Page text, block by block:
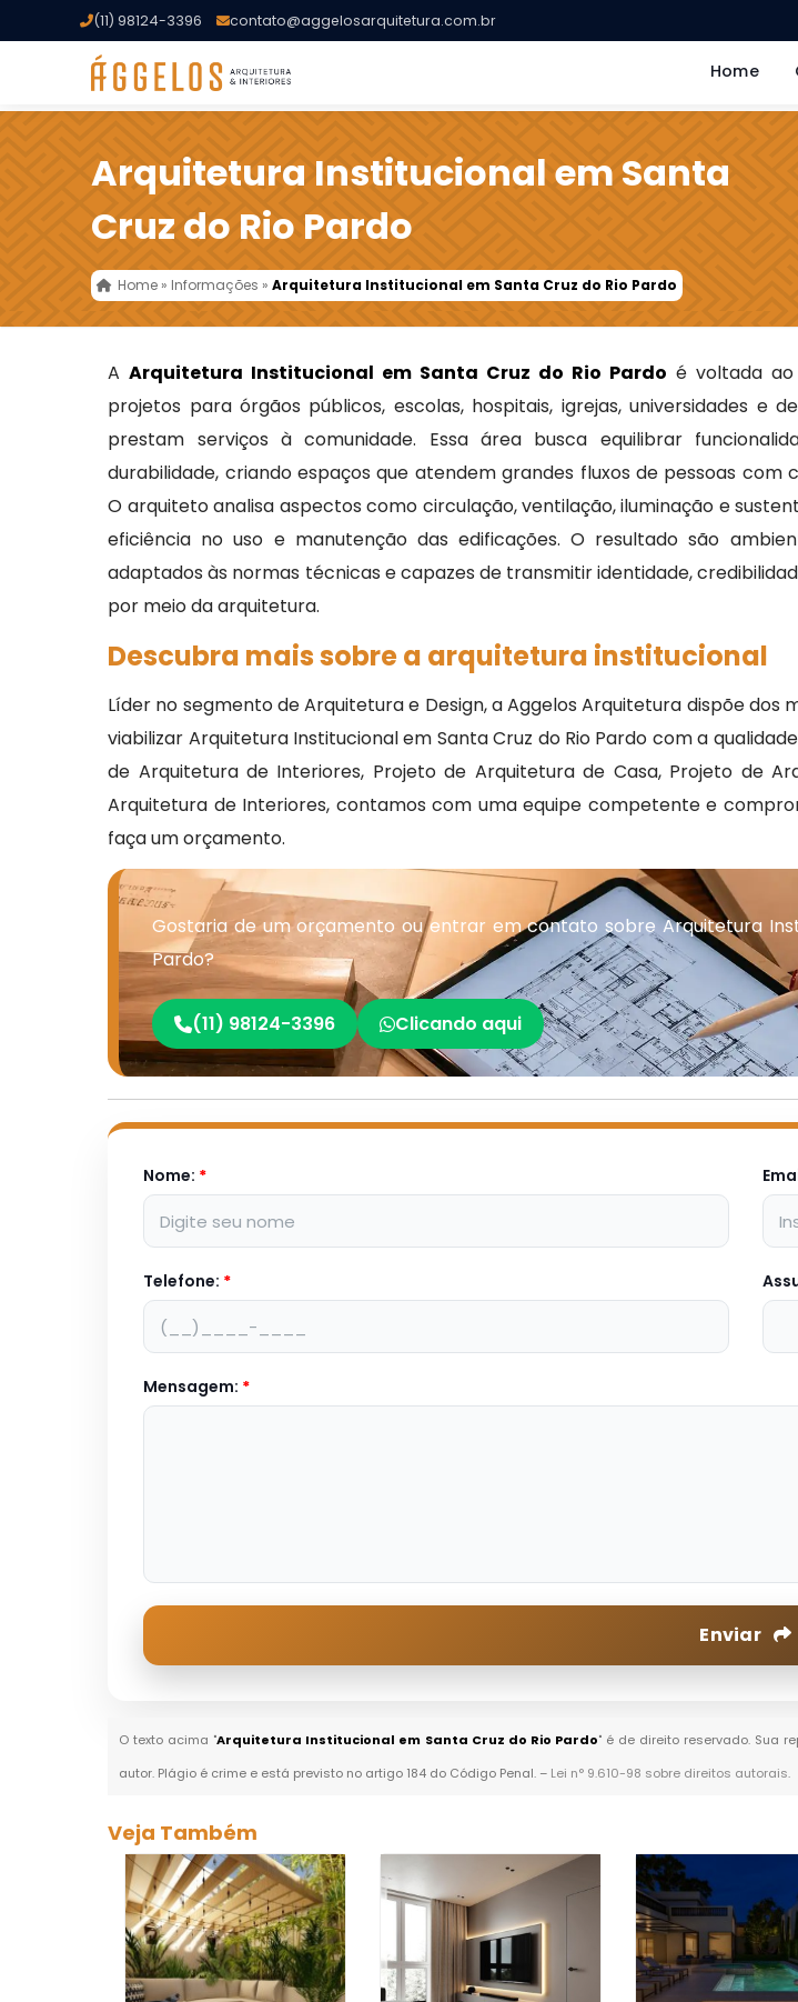
(11) 98124-3396 contato@aggelosarquitetura.com.br
Home
Arquitetura Institucional em Santa
Cruz do Rio Pardo
Home » Informações »Arquitetura Institucional em Santa Cruz do Rio Pardo
AArquitetura Institucional em Santa Cruz do Rio Pardo é voltada ao
projetos para órgãos públicos, escolas, hospitais, igrejas, universidades e
prestam serviços à comunidade. Essa área busca equilibrar
durabilidade, criando espaços que atendem grandes fluxos de pessoas com
O arquiteto analisa aspectos como circulação, ventilação, iluminação e
eficiência no uso e manutenção das edificações. O resultado são
adaptados às normas técnicas e capazes de transmitir identidade,
por meio da arquitetura.
Descubra mais sobre a arquitetura institucional
Líder no segmento de Arquitetura e Design, a Aggelos Arquitetura dispõe
viabilizar Arquitetura Institucional em Santa Cruz do Rio Pardo com a
de Arquitetura de Interiores, Projeto de Arquitetura de Casa, Projeto de
Arquitetura de Interiores, contamos com uma equipe competente e
faça um orçamento.
Gostaria de um orçamento ou entrar em contato sobre Arquitetura
Pardo?
(11) 98124-3396 Clicando aqui
Nome: *
Telefone: *
Mensagem: *
Enviar
O texto acima "Arquitetura Institucional em Santa Cruz do Rio Pardo" é de direito reservado. Sua
autor. Plágio é crime e está previsto no artigo 184 do Código Penal. – Lei n° 9.610-98 sobre direitos autorais.
Veja Também